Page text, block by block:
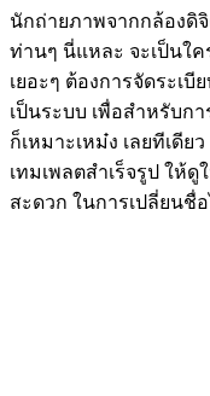
นักถ่ายภาพจากกล้องดิจิ
ท่านๆ นี่แหละ จะเป็นใ
เยอะๆ ต้องการจัดระเ
เป็นระบบ เพื่อสำหรับก
ก็เหมาะเหม๋ง เลยทีเดี
เทมเพลตสำเร็จรูป ให้
สะดวก ในการเปลี่ยนชื่